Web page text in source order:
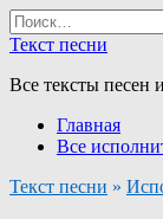
Перейти
к
Search
for:
Текст песни
Все тексты песен
Главная
Все
Текст песни »